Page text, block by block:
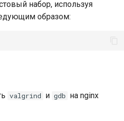
набор, используя
образом:
valgrind и gdb на nginx